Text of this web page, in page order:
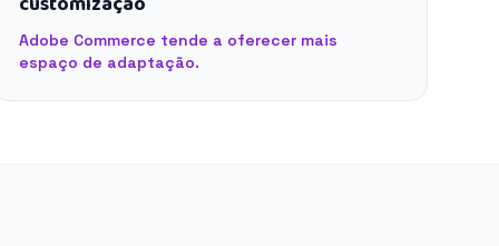
Adobe Commerce tende a oferecer mais
espaço de adaptação.